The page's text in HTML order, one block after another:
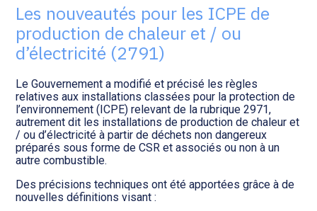
Les nouveautés pour les ICPE de
production de chaleur et / ou
d’électricité (2791)
Le Gouvernement a modifié et précisé les règles
relatives aux installations classées pour la protection de
l’environnement (ICPE) relevant de la rubrique 2971,
autrement dit les installations de production de chaleur et
/ ou d’électricité à partir de déchets non dangereux
préparés sous forme de CSR et associés ou non à un
autre combustible.
Des précisions techniques ont été apportées grâce à de
nouvelles définitions visant :